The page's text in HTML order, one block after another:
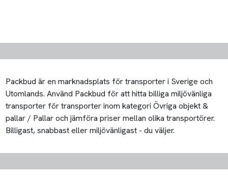
Packbud är en marknadsplats för transporter i Sverige och
Utomlands. Använd Packbud för att hitta billiga miljövänliga
transporter för transporter inom kategori Övriga objekt &
pallar / Pallar och jämföra priser mellan olika transportörer.
Billigast, snabbast eller miljövänligast - du väljer.